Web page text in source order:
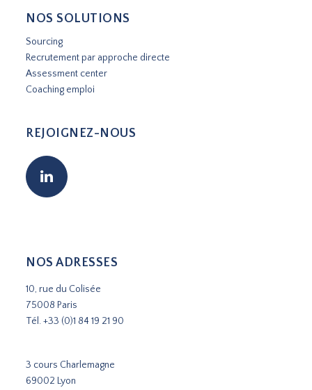
NOS SOLUTIONS
Sourcing
Recrutement par approche directe
Assessment center
Coaching emploi
REJOIGNEZ-NOUS
NOS ADRESSES
10, rue du Colisée
75008 Paris
Tél.+33 (0)1 84 19 21 90
3 cours Charlemagne
69002 Lyon